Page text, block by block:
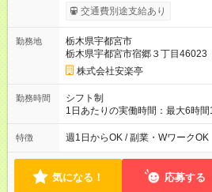
間】試用期間あり 試用期間の長
採用時と同じです。 ※最大12ヶ
交通費別途支給あり
勤務地
栃木県宇都宮市
栃木県宇都宮市宿郷３丁目46023
株式会社安楽亭
勤務時間
シフト制
1日あたりの実働時間：最大6時
～/短時間OK！＞ ※18歳未満・高校
トは自己申告制だから私生活優先
して短時間」など希望に合わせて
特徴 週1日からOK / 副業・WワークOK
気になる！ 応募する